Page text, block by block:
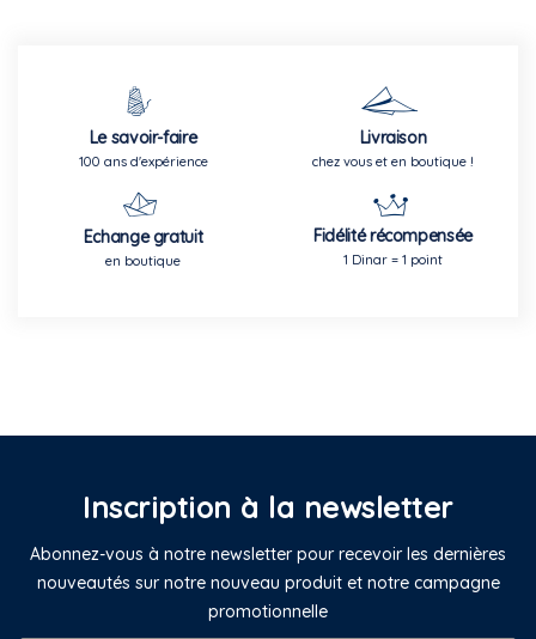
Le savoir-faire
100 ans d'expérience
Livraison
chez vous et en boutique !
Echange gratuit
en boutique
Fidélité récompensée
1 Dinar = 1 point
Inscription à la newsletter
Abonnez-vous à notre newsletter pour recevoir les dernières
nouveautés sur notre nouveau produit et notre campagne
promotionnelle